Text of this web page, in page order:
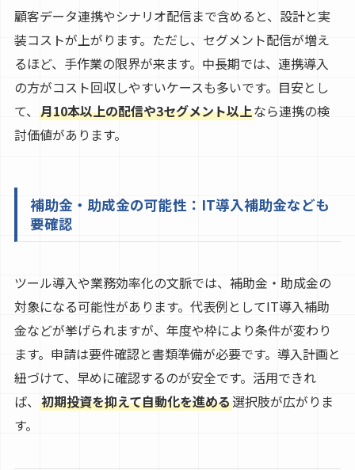
顧客データ連携やシナリオ配信まで含めると、設計と実
装コストが上がります。ただし、セグメント配信が増え
るほど、手作業の限界が来ます。中長期では、連携導入
の方がコスト回収しやすいケースも多いです。目安とし
て、 月10本以上の配信や3セグメント以上なら連携の検
討価値があります。
補助金・助成金の可能性：IT導入補助金なども
要確認
ツール導入や業務効率化の文脈では、補助金・助成金の
対象になる可能性があります。代表例としてIT導入補助
金などが挙げられますが、年度や枠により条件が変わり
ます。申請は要件確認と書類準備が必要です。導入計画と
紐づけて、早めに確認するのが安全です。活用できれ
ば、 初期投資を抑えて自動化を進める選択肢が広がりま
す。